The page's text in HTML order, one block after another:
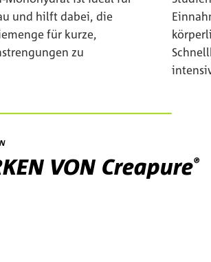
und hilft dabei, die
für kurze,
zu
VON Creapure®